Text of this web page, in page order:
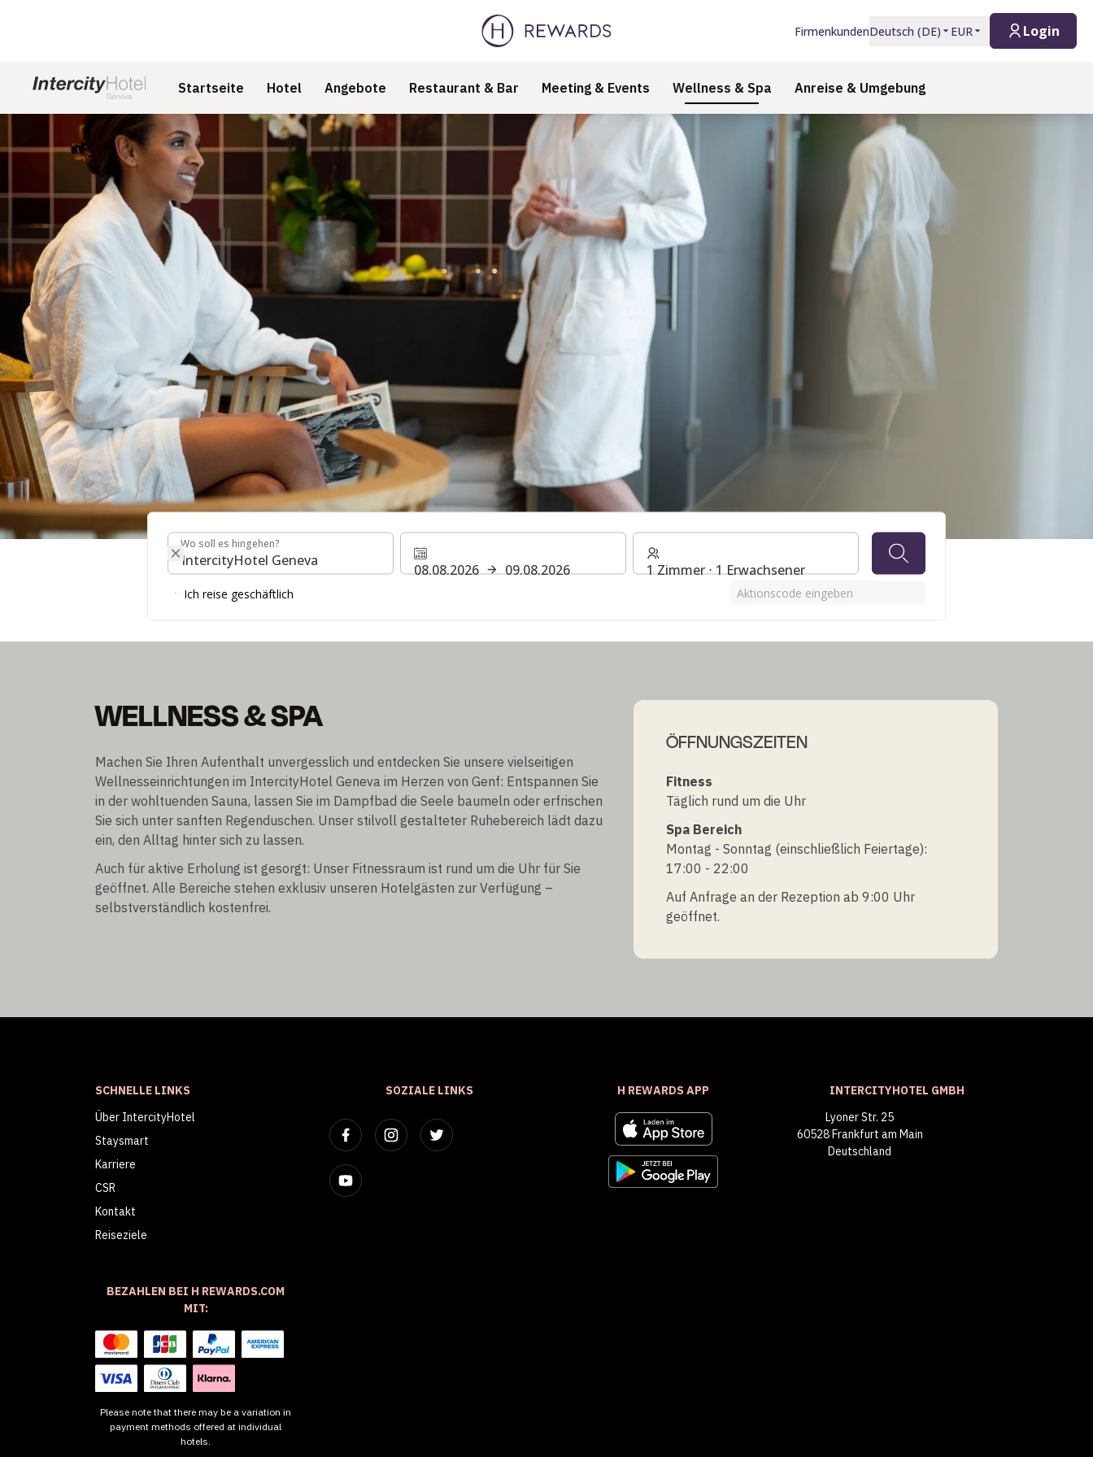
FirmenkundenDeutsch (DE) EUR Login
Startseite Hotel Angebote Restaurant & Bar Meeting & Events Wellness & Spa Anreise & Umgebung
WELLNESS & SPA
Wo soll es hingehen?
Wo soll es hingehen?
08.08.2026 09.08.2026 1 Zimmer ⋅ 1 Erwachsener
Ich reise geschäftlich Aktionscode eingeben
WELLNESS & SPA
Machen Sie Ihren Aufenthalt unvergesslich und entdecken Sie unsere vielseitigen
Wellnesseinrichtungen im IntercityHotel Geneva im Herzen von Genf: Entspannen Sie
in der wohltuenden Sauna, lassen Sie im Dampfbad die Seele baumeln oder erfrischen
Sie sich unter sanften Regenduschen. Unser stilvoll gestalteter Ruhebereich lädt dazu
ein, den Alltag hinter sich zu lassen.
Auch für aktive Erholung ist gesorgt: Unser Fitnessraum ist rund um die Uhr für Sie
geöffnet. Alle Bereiche stehen exklusiv unseren Hotelgästen zur Verfügung –
selbstverständlich kostenfrei.
ÖFFNUNGSZEITEN
Fitness
Täglich rund um die Uhr
Spa Bereich
Montag - Sonntag (einschließlich Feiertage):
17:00 - 22:00
Auf Anfrage an der Rezeption ab 9:00 Uhr
geöffnet.
SCHNELLE LINKS
Über IntercityHotel
Staysmart
Karriere
CSR
Kontakt
Reiseziele
SOZIALE LINKS H REWARDS APP
INTERCITYHOTEL GMBH
Lyoner Str. 25
60528 Frankfurt am Main
Deutschland
BEZAHLEN BEI H REWARDS.COM
MIT:
Please note that there may be a variation in
payment methods offered at individual
hotels.